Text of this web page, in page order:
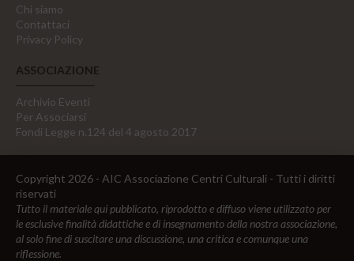
Chi siamo
Contattaci
Privacy Policy
ASSOCIAZIONE
Archivio Eventi
Per Associarsi
Fondi Legge n.124 del 4 agosto 2017
Copyright 2026 - AIC Associazione Centri Culturali - Tutti i diritti
riservati
Tutto il materiale qui pubblicato, riprodotto e diffuso viene utilizzato per
le esclusive finalità didattiche e di insegnamento della nostra associazione,
al solo fine di suscitare una discussione, una critica e comunque una
riflessione.